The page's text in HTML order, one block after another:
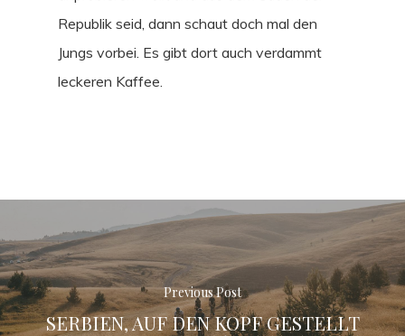
Republik seid, dann schaut doch mal den
Jungs vorbei. Es gibt dort auch verdammt
leckeren Kaffee.
Previous Post
SERBIEN, AUF DEN KOPF GESTELLT